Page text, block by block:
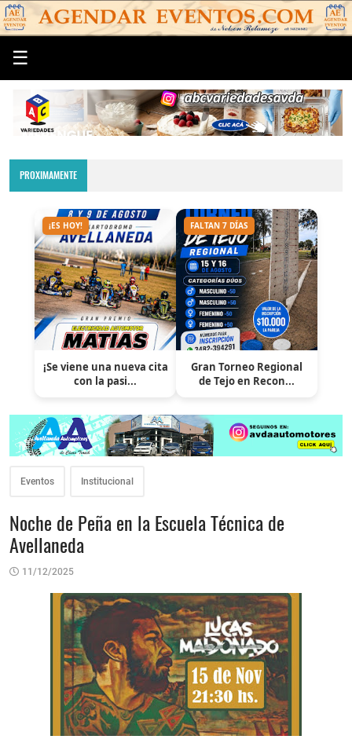
☰
PROXIMAMENTE
¡ES HOY!
¡Se viene una nueva cita
con la pasi...
FALTAN 7 DÍAS
Gran Torneo Regional
de Tejo en Recon...
Eventos Institucional
Noche de Peña en la Escuela Técnica de
Avellaneda
11/12/2025